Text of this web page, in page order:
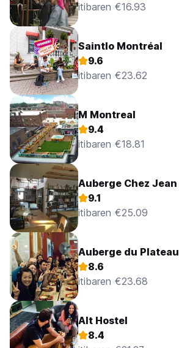
itibaren €16.93
Saintlo Montréal
9.6
itibaren €23.62
M Montreal
9.4
itibaren €18.81
Auberge Chez Jean
9.1
itibaren €25.09
Auberge du Plateau
8.6
itibaren €23.68
Alt Hostel
8.4